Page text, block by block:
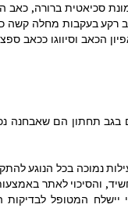
הכאב מתסמונת סכיאטית ברורה,
רקע בעקבות מחלה קשה
הכאב וסיווגו ככאב
תחתון הם שאבחנה
נמוכה בכל הנוגע
והסיכוי לאתר
יישלח המטופל